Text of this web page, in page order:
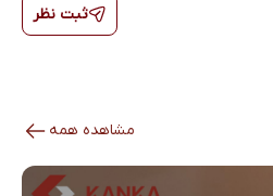
ثبت نظر
مشاهده همه